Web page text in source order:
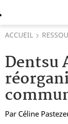
ACCUEIL
Dentsu
Par Céline